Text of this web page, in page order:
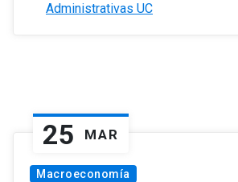
Administrativas UC
25 MAR
Macroeconomía